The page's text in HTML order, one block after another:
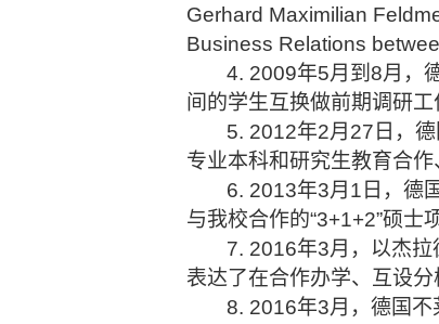
Gerhard Maximilian
Business Relations
4. 2009年5月到8月，
间的学生互换做前期调研工
5. 2012年2月27日，
专业本科和研究生教育合
6. 2013年3月1日，德
与我校合作的“3+1+2”硕士
7. 2016年3月，以杰拉
表达了在合作办学、互设
8. 2016年3月，德国不